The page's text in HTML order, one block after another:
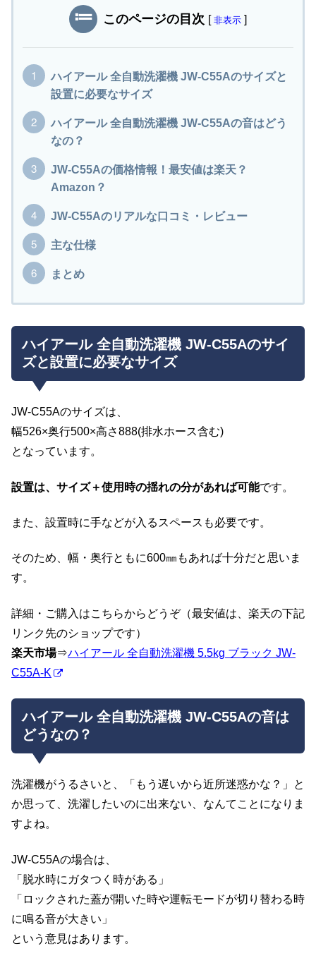
このページの目次 [ 非表示 ]
ハイアール 全自動洗濯機 JW-C55Aのサイズと
設置に必要なサイズ
ハイアール 全自動洗濯機 JW-C55Aの音はどう
なの？
JW-C55Aの価格情報！最安値は楽天？
Amazon？
JW-C55Aのリアルな口コミ・レビュー
主な仕様
まとめ
ハイアール 全自動洗濯機 JW-C55Aのサイ
ズと設置に必要なサイズ
JW-C55Aのサイズは、
幅526×奥行500×高さ888(排水ホース含む)
となっています。
設置は、サイズ＋使用時の揺れの分があれば可能です。
また、設置時に手などが入るスペースも必要です。
そのため、幅・奥行ともに600㎜もあれば十分だと思いま
す。
詳細・ご購入はこちらからどうぞ（最安値は、楽天の下記
リンク先のショップです）
楽天市場⇒ハイアール 全自動洗濯機 5.5kg ブラック JW-
C55A-K
ハイアール 全自動洗濯機 JW-C55Aの音は
どうなの？
洗濯機がうるさいと、「もう遅いから近所迷惑かな？」と
か思って、洗濯したいのに出来ない、なんてことになりま
すよね。
JW-C55Aの場合は、
「脱水時にガタつく時がある」
「ロックされた蓋が開いた時や運転モードが切り替わる時
に鳴る音が大きい」
という意見はあります。